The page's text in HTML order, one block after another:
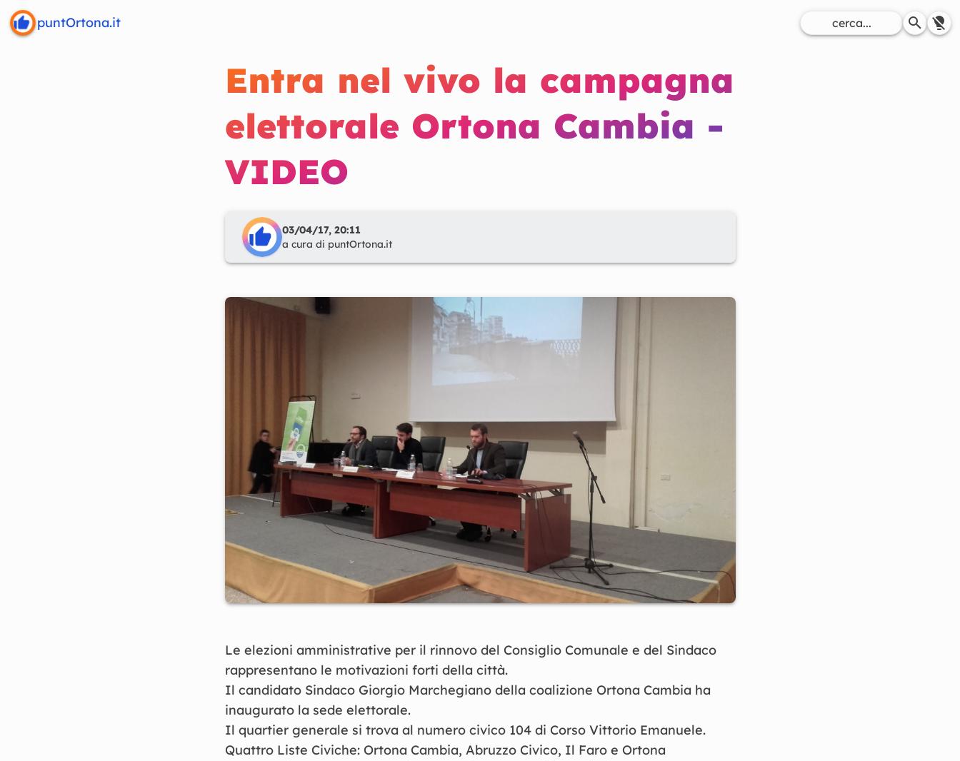
Entra nel vivo la campagna
elettorale Ortona Cambia -
VIDEO
03/04/17, 20:11
a cura di puntOrtona.it
Le elezioni amministrative per il rinnovo del Consiglio Comunale e del Sindaco
rappresentano le motivazioni forti della città.
Il candidato Sindaco Giorgio Marchegiano della coalizione Ortona Cambia ha
inaugurato la sede elettorale.
Il quartier generale si trova al numero civico 104 di Corso Vittorio Emanuele.
Quattro Liste Civiche: Ortona Cambia, Abruzzo Civico, Il Faro e Ortona
puntOrtona.it